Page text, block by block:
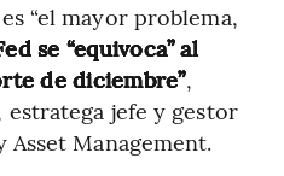
“el mayor problema,
se “equivoca” al
de diciembre”,
jefe y gestor
Management.